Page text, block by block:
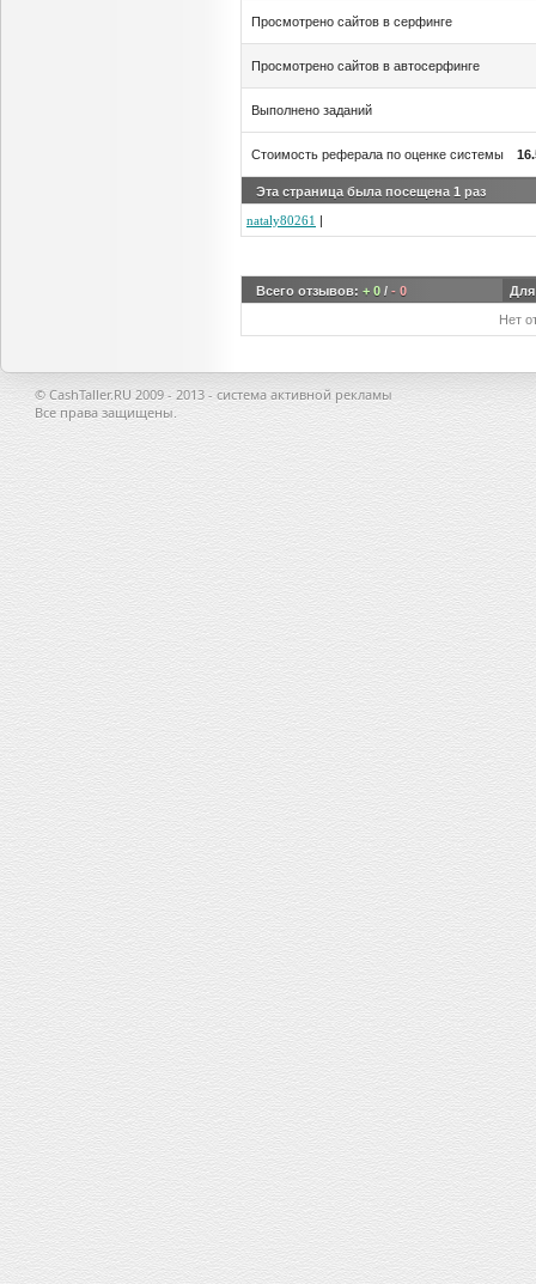
Просмотрено сайтов в серфинге
Просмотрено сайтов в автосерфинге
Выполнено заданий
Стоимость реферала по оценке системы
Эта страница была посещена 1 раз
nataly80261 |
Всего отзывов: + 0 / - 0
Для
Нет
© CashTaller.RU 2009 - 2013 - система активной рекламы
Все права защищены.